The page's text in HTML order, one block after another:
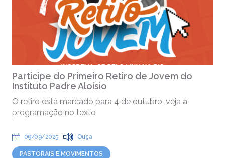
Participe do Primeiro Retiro de Jovem do
Instituto Padre Aloísio
O retiro está marcado para 4 de outubro, veja a
programação no texto
09/09/2025 Ouça
PASTORAIS E MOVIMENTOS